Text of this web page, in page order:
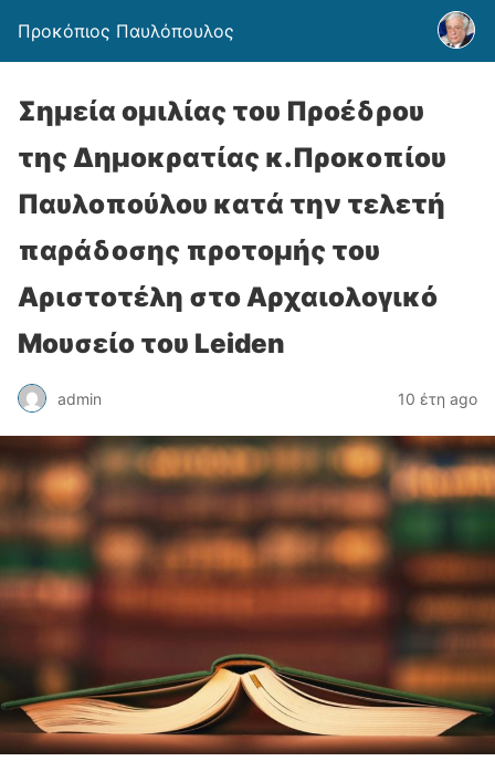
Προκόπιος Παυλόπουλος
Σημεία ομιλίας του Προέδρου
της Δημοκρατίας κ.Προκοπίου
Παυλοπούλου κατά την τελετή
παράδοσης προτομής του
Αριστοτέλη στο Αρχαιολογικό
Μουσείο του Leiden
admin 10 έτη ago